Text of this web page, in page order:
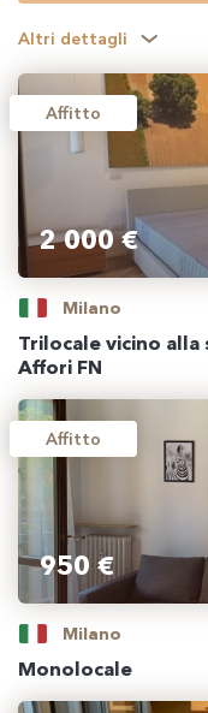
Altri dettagli
Affitto
2 000 €
Milano
Trilocale vicino
Affori FN
Affitto
950 €
Milano
Monolocale